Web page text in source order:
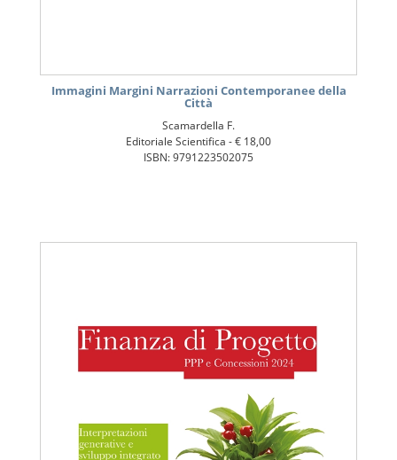
Immagini Margini Narrazioni Contemporanee della
Città
Scamardella F.
Editoriale Scientifica -€ 18,00
ISBN: 9791223502075